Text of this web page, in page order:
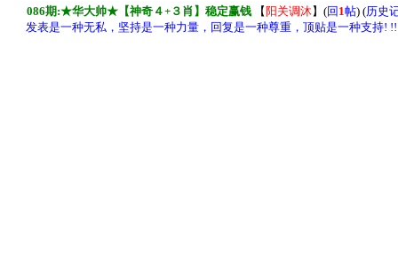
086期:★华大帅★【神奇４+３肖】稳定赢钱 【 阳关调沐】 (回 1帖) (历史
发表是一种无私，坚持是一种力量，回复是一种尊重，顶贴是一种支持!